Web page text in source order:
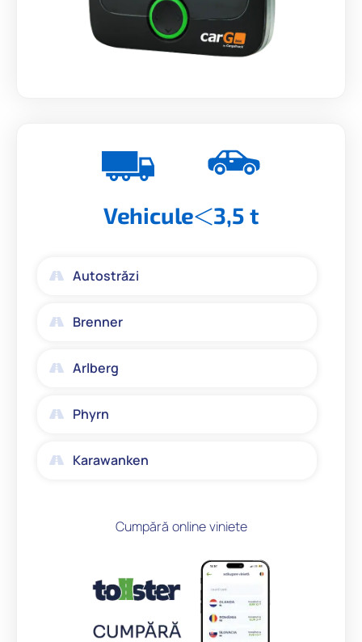
Vehicule 3,5 t
Autostrăzi
Brenner
Arlberg
Phyrn
Karawanken
Cumpără online viniete